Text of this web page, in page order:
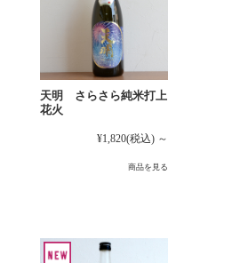
天明 さらさら純米打上
花火
¥1,820(税込) ～
商品を見る